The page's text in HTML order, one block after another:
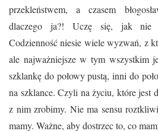
przekleństwem, a czasem
dlaczego ja?! Uczę się, jak nie
Codzienność niesie wiele wyzwań, z
ale najważniejsze w tym wszystkim
szklankę do połowy pustą, inni do
na szklance. Czyli na życiu, które jest
z nim zrobimy. Nie ma sensu
mamy. Ważne, aby dostrzec to, co